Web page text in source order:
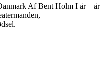
Af Bent Holm I år – år